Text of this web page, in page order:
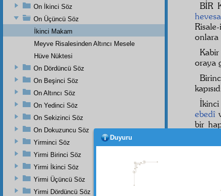
BİR
onlara
oraya
ebedî
bir
On İkinci Söz
On Üçüncü Söz
İkinci Makam
Meyve Risalesinden Altıncı Mesele
Hüve Nüktesi
On Dördüncü Söz
On Beşinci Söz
On Altıncı Söz
On Yedinci Söz
On Sekizinci Söz
On Dokuzuncu Söz
Yirminci Söz
Yirmi Birinci Söz
Yirmi İkinci Söz
Yirmi Üçüncü Söz
Yirmi Dördüncü Söz
Duyuru